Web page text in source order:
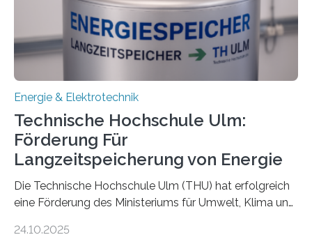
Energie & Elektrotechnik
Technische Hochschule Ulm:
Förderung Für
Langzeitspeicherung von Energie
Die Technische Hochschule Ulm (THU) hat erfolgreich
eine Förderung des Ministeriums für Umwelt, Klima und
Forschungsprojekt „LAGER – Langzeitspeicherung in
24.10.2025